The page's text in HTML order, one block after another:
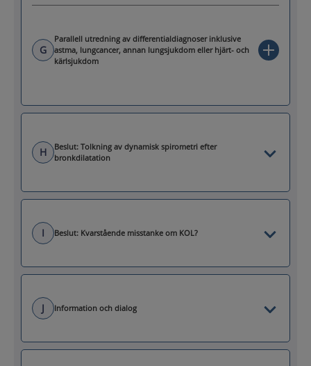
G
Parallell utredning av differentialdiagnoser inklusive
astma, lungcancer, annan lungsjukdom eller hjärt- och
kärlsjukdom
H
Beslut: Tolkning av dynamisk spirometri efter
bronkdilatation
I Beslut: Kvarstående misstanke om KOL?
J Information och dialog